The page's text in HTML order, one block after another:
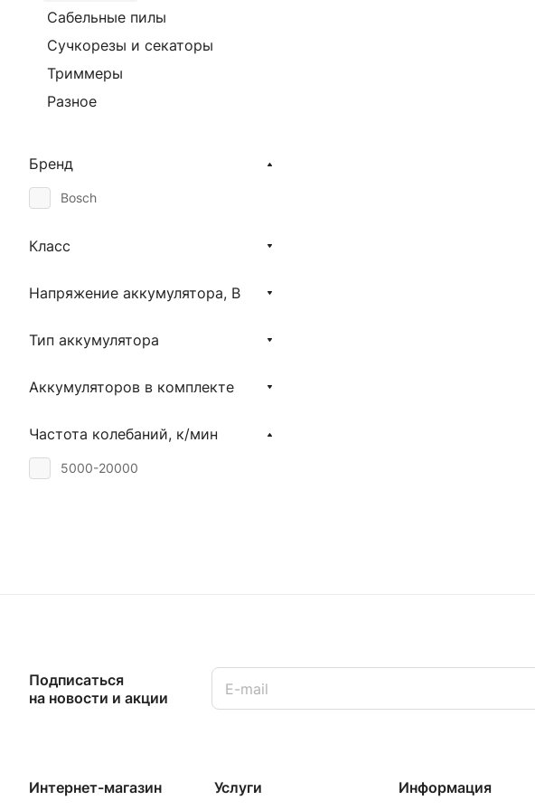
Сабельные пилы
Сучкорезы и секаторы
Триммеры
Разное
Бренд
Bosch
Класс
Напряжение аккумулятора, В
Тип аккумулятора
Аккумуляторов в комплекте
Частота колебаний, к/мин
5000-20000
Подписаться
на новости и акции
Интернет-магазин Услуги Информация